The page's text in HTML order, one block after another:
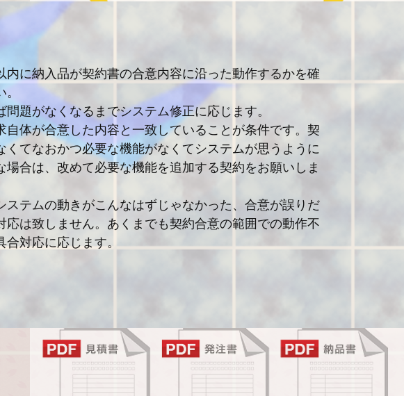
内に納入品が契約書の合意内容に沿った動作するかを確
問題がなくなるまでシステム修正に応じます。
自体が合意した内容と一致していることが条件です。契
くてなおかつ必要な機能がなくてシステムが思うように
場合は、改めて必要な機能を追加する契約をお願いしま
ステムの動きがこんなはずじゃなかった、合意が誤りだ
応は致しません。あくまでも契約合意の範囲での動作不
対応に応じます。